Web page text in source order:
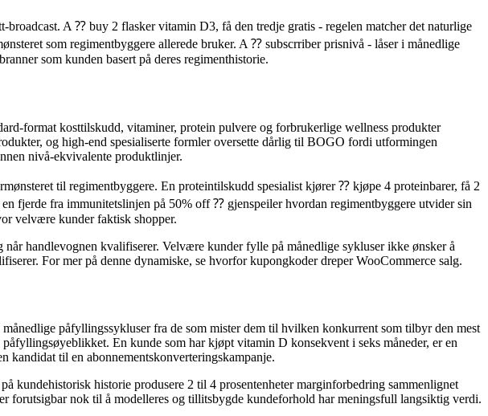
broadcast. A ⁇ buy 2 flasker vitamin D3, få den tredje gratis - regelen matcher det naturlige
som regimentbyggere allerede bruker. A ⁇ subscrriber prisnivå - låser i månedlige
som kunden basert på deres regimenthistorie.
format kosttilskudd, vitaminer, protein pulvere og forbrukerlige wellness produkter
og high-end spesialiserte formler oversette dårlig til BOGO fordi utformingen
nivå-ekvivalente produktlinjer.
til regimentbyggere. En proteintilskudd spesialist kjører ⁇ kjøpe 4 proteinbarer, få 2
fjerde fra immunitetslinjen på 50% off ⁇ gjenspeiler hvordan regimentbyggere utvider sin
velvære kunder faktisk shopper.
handlevognen kvalifiserer. Velvære kunder fylle på månedlige sykluser ikke ønsker å
For mer på denne dynamiske, se hvorfor kupongkoder dreper WooCommerce salg.
påfyllingssykluser fra de som mister dem til hvilken konkurrent som tilbyr den mest
En kunde som har kjøpt vitamin D konsekvent i seks måneder, er en
kandidat til en abonnementskonverteringskampanje.
kundehistorisk historie produsere 2 til 4 prosentenheter marginforbedring sammenlignet
forutsigbar nok til å modelleres og tillitsbygde kundeforhold har meningsfull langsiktig verdi.